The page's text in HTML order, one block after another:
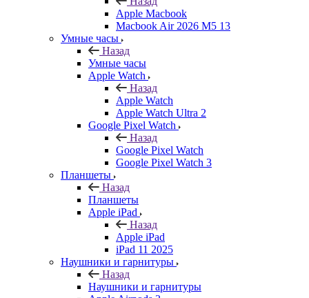
Apple Macbook
Macbook Air 2026 M5 13
Умные часы
Назад
Умные часы
Apple Watch
Назад
Apple Watch
Apple Watch Ultra 2
Google Pixel Watch
Назад
Google Pixel Watch
Google Pixel Watch 3
Планшеты
Назад
Планшеты
Apple iPad
Назад
Apple iPad
iPad 11 2025
Наушники и гарнитуры
Назад
Наушники и гарнитуры